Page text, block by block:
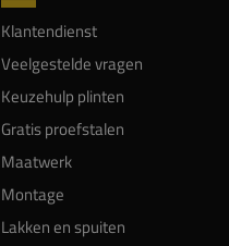
Klantendienst
Veelgestelde vragen
Keuzehulp plinten
Gratis proefstalen
Maatwerk
Montage
Lakken en spuiten